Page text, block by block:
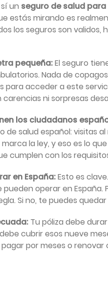
un seguro de salud
estás mirando es
los seguros son validos,
pequeña:El seguro
Nada de
para acceder a este
ni sorpresas
los ciudadanos
de salud español: visitas
la ley, y eso es lo
cumplen con los
en España:Esto es
operar en España.
Si no, te puedes quedar
Tu póliza debe
cubrir esos nueve
por meses o renovar